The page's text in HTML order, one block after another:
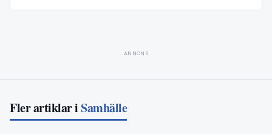
ANNONS
Fler artiklar iSamhälle